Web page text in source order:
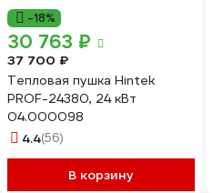
-18%
30 763 ₽
37 700 ₽
Тепловая пушка Hintek
PROF-24380, 24 кВт
04.000098
4.4(56)
В корзину